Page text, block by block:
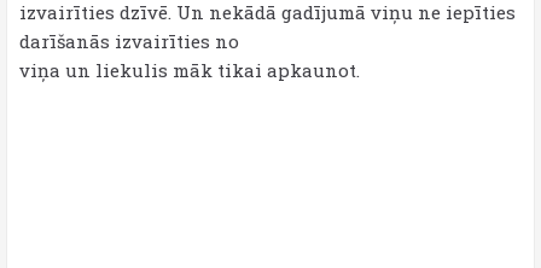
izvairīties dzīvē. Un nekādā gadījumā viņu ne iepīties
darīšanās izvairīties no
viņa un liekulis māk tikai apkaunot.